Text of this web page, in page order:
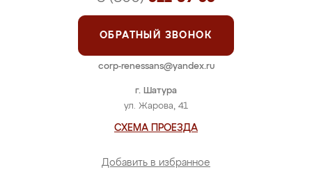
г. Шатура
ул. Жарова, 41
СХЕМА ПРОЕЗДА
Добавить в избранное
ОБРАТНЫЙ ЗВОНОК
corp-renessans@yandex.ru